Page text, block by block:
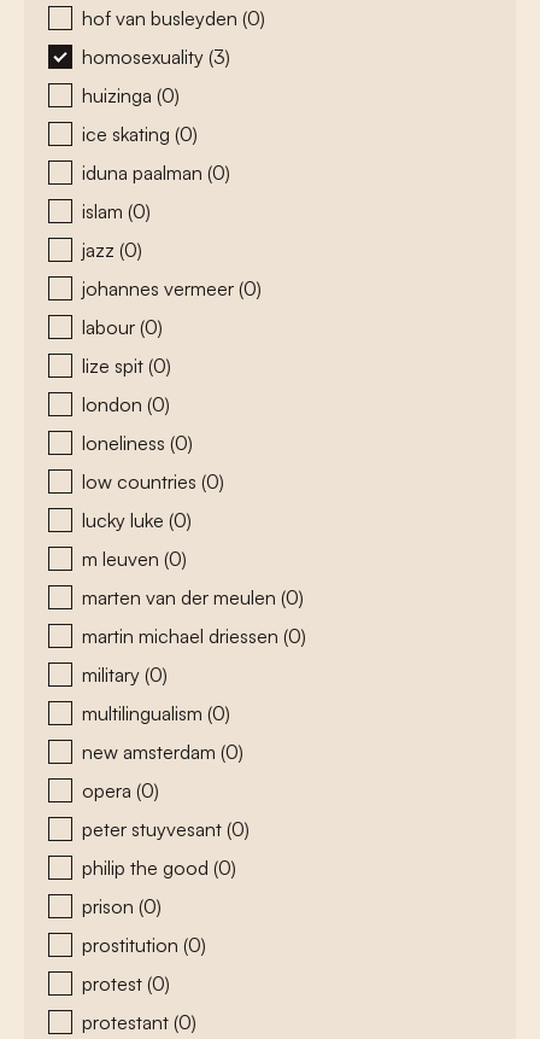
hof van busleyden (0)
homosexuality (3)
huizinga (0)
ice skating (0)
iduna paalman (0)
islam (0)
jazz (0)
johannes vermeer (0)
labour (0)
lize spit (0)
london (0)
loneliness (0)
low countries (0)
lucky luke (0)
m leuven (0)
marten van der meulen (0)
martin michael driessen (0)
military (0)
multilingualism (0)
new amsterdam (0)
opera (0)
peter stuyvesant (0)
philip the good (0)
prison (0)
prostitution (0)
protest (0)
protestant (0)